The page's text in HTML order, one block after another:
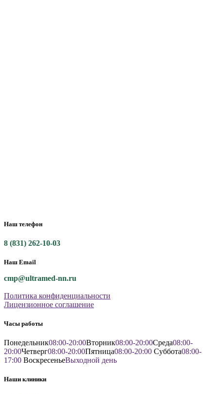
Наш телефон
8 (831) 262-10-03
Наш Email
cmp@ultramed-nn.ru
Политика конфиденциальности
Лицензионное соглашение
Часы работы
Понедельник08:00-20:00Вторник08:00-20:00Среда08:00-
20:00Четверг08:00-20:00Пятница08:00-20:00 Суббота08:00-
17:00 ВоскресеньеВыходной день
Наши клиники